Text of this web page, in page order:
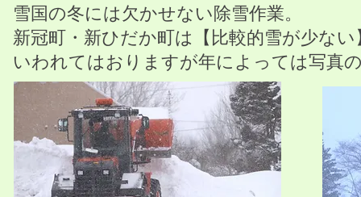
雪国の冬には欠かせない除雪作業。
新冠町・新ひだか町は【比較的雪が少ない
いわれてはおりますが年によっては写真